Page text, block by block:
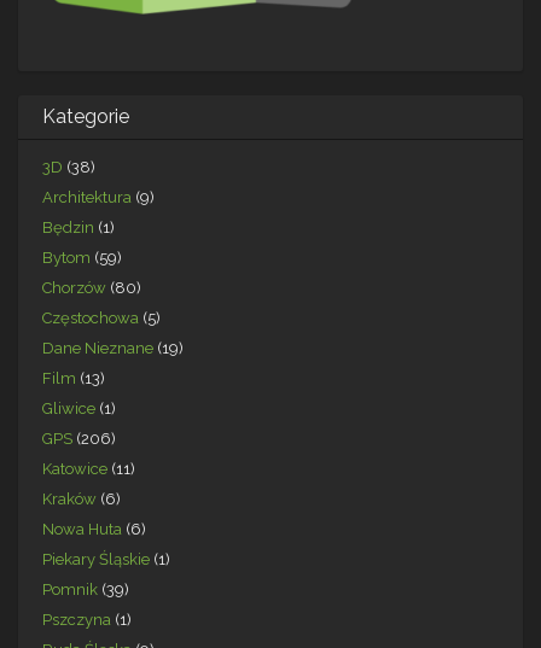
Kategorie
3D (38)
Architektura (9)
Będzin (1)
Bytom (59)
Chorzów (80)
Częstochowa (5)
Dane Nieznane (19)
Film (13)
Gliwice (1)
GPS (206)
Katowice (11)
Kraków (6)
Nowa Huta (6)
Piekary Śląskie (1)
Pomnik (39)
Pszczyna (1)